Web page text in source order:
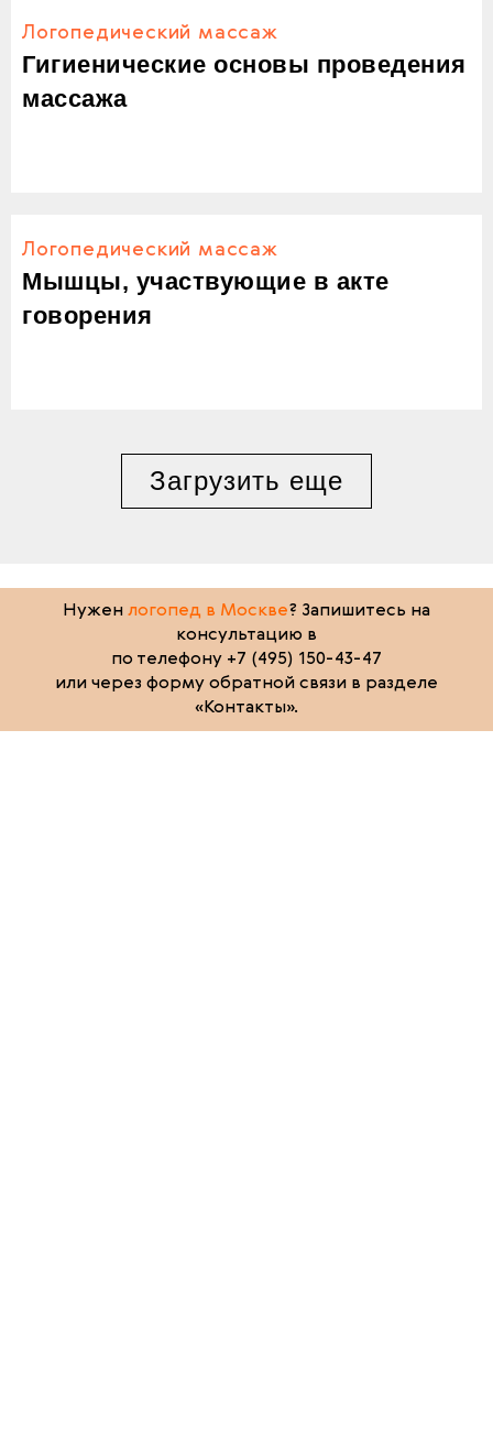
Логопедический массаж
Гигиенические основы проведения
массажа
Логопедический массаж
Мышцы, участвующие в акте
говорения
Загрузить еще
Нужен логопед в Москве? Запишитесь на
консультацию в
по телефону +7 (495) 150-43-47
или через форму обратной связи в разделе
«Контакты».